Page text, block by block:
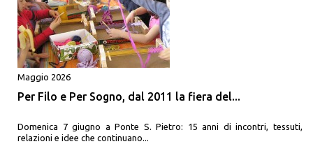
Maggio 2026
Per Filo e Per Sogno, dal 2011 la fiera del...
Domenica 7 giugno a Ponte S. Pietro: 15 anni di incontri, tessuti,
relazioni e idee che continuano...